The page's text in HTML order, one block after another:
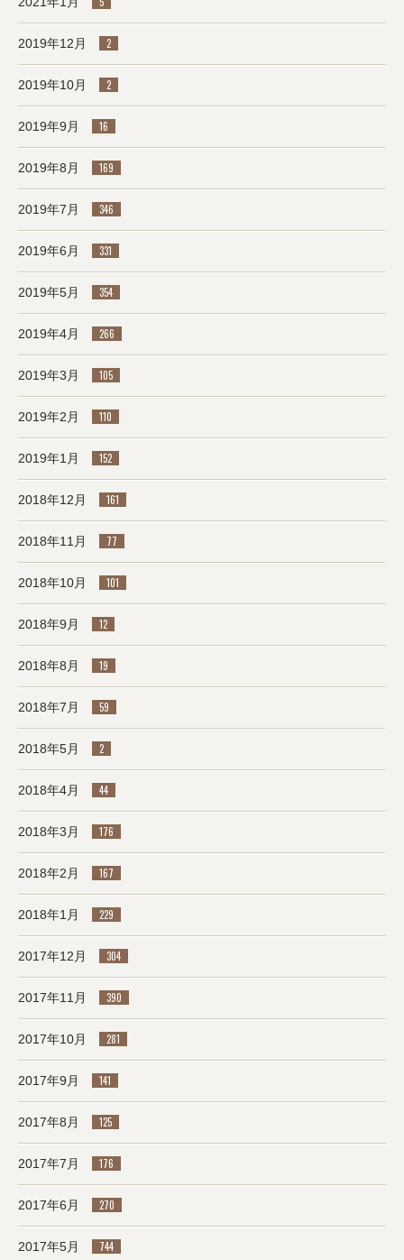
2019年12月 2
2019年10月 2
2019年9月 16
2019年8月 169
2019年7月 346
2019年6月 331
2019年5月 354
2019年4月 266
2019年3月 105
2019年2月 110
2019年1月 152
2018年12月 161
2018年11月 77
2018年10月 101
2018年9月 12
2018年8月 19
2018年7月 59
2018年5月 2
2018年4月 44
2018年3月 176
2018年2月 167
2018年1月 229
2017年12月 304
2017年11月 390
2017年10月 281
2017年9月 141
2017年8月 125
2017年7月 176
2017年6月 270
2017年5月 744